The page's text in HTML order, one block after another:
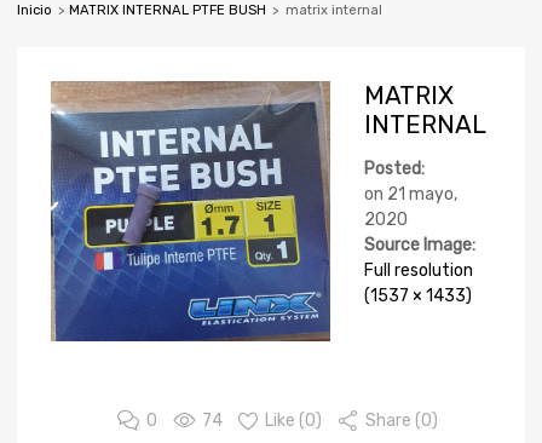
Inicio > MATRIX INTERNAL PTFE BUSH > matrix internal
MATRIX
INTERNAL
Posted:
on 21 mayo,
2020
Source Image:
Full resolution
(1537 × 1433)
0 74 Like (0) Share (0)